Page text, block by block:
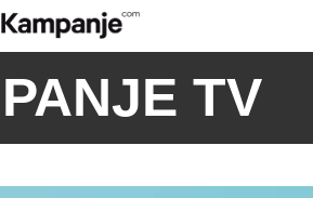
TV